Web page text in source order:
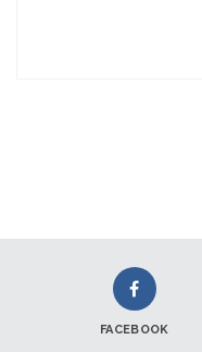
FACEBOOK